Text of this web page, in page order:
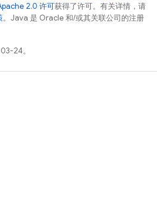
2.0 许可获得了许可。有关详情，请
。Java 是 Oracle 和/或其关联公司的注册
24。